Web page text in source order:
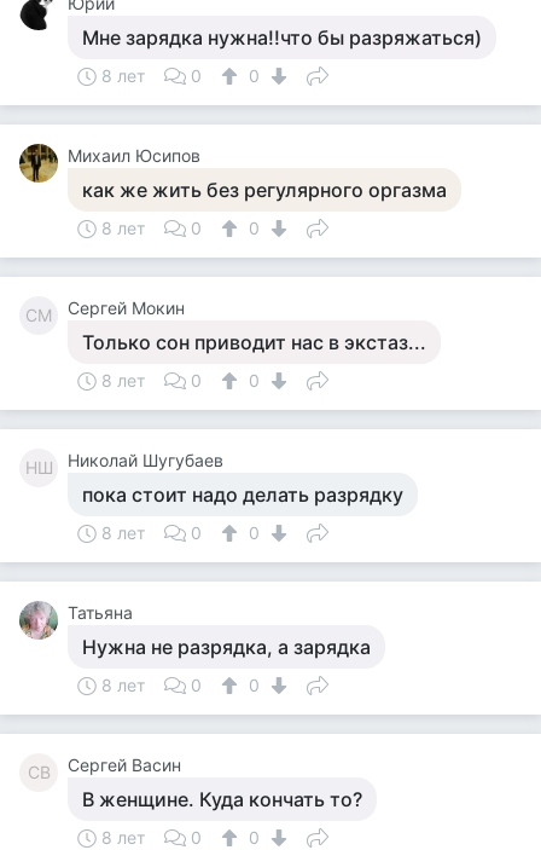
Мне зарядка нужна!!что бы разряжаться)
8 лет 0 0
Михаил Юсипов
как же жить без регулярного оргазма
8 лет 0 0
СМ Сергей Мокин
Только сон приводит нас в экстаз...
8 лет 0 0
НШ Николай Шугубаев
пока стоит надо делать разрядку
8 лет 0 0
Татьяна
Нужна не разрядка, а зарядка
8 лет 0 0
СВ Сергей Васин
В женщине. Куда кончать то?
8 лет 0 0